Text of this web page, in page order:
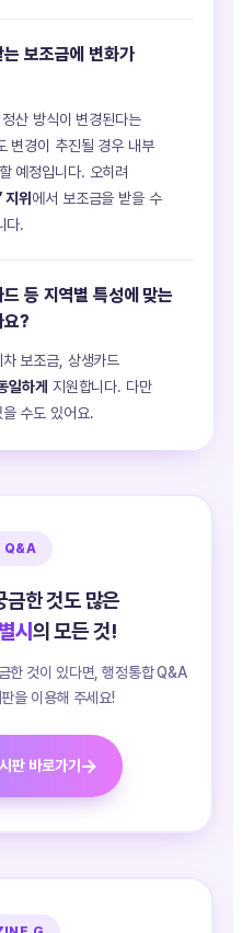
보조금에 변화가
산 방식이 변경된다는
변경이 추진될 경우 내부
예정입니다. 오히려
지위에서 보조금을 받을 수
다.
등 지역별 특성에 맞는
요?
보조금, 상생카드
일하게 지원합니다. 다만
수도 있어요.
Q&A
금한 것도 많은
시의 모든 것!
한 것이 있다면,행정통합 Q&A
을 이용해 주세요!
판 바로가기→